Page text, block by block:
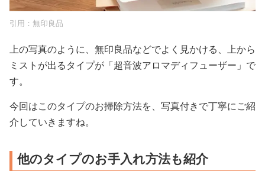
引用： 無印良品
上の写真のように、無印良品などでよく見かける、上から
ミストが出るタイプが「超音波アロマディフューザー」で
す。
今回はこのタイプのお掃除方法を、写真付きで丁寧にご紹
介していきますね。
他のタイプのお手入れ方法も紹介